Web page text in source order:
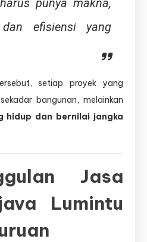
punya makna,
dan efisiensi yang
setiap proyek yang
bangunan, melainkan
hidup dan bernilai jangka
Jasa
Lumintu